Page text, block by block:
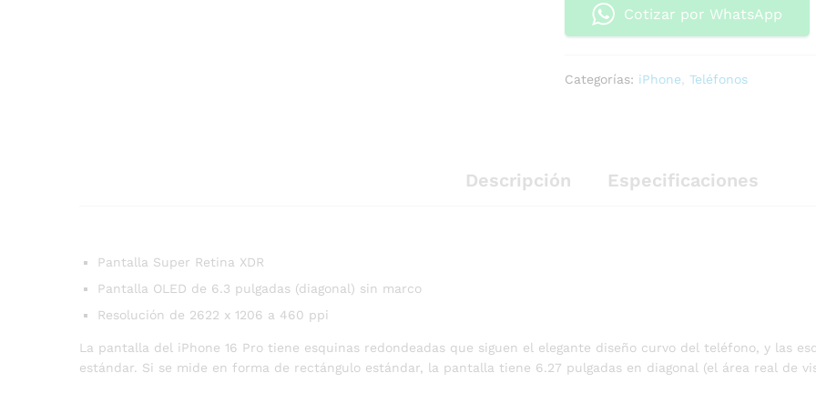
Cotizar por WhatsApp
Categorías: iPhone,Teléfonos
Descripción Especificaciones
Pantalla Super Retina XDR
Pantalla OLED de 6.3 pulgadas (diagonal) sin marco
Resolución de 2622 x 1206 a 460 ppi
La pantalla del iPhone 16 Pro tiene esquinas redondeadas que siguen el elegante diseño curvo del teléfono, y las
estándar. Si se mide en forma de rectángulo estándar, la pantalla tiene 6.27 pulgadas en diagonal (el área real de